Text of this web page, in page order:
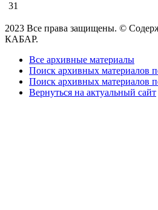
31
2023 Все права защищены. ©
КАБАР.
Все архивные материалы
Поиск архивных материалов
Поиск архивных материалов
Вернуться на актуальный сайт